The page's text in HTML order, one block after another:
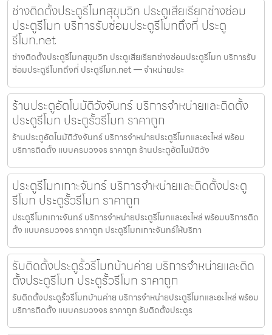
ช่างติดตั้งประตูรีโมทสุขุมวิท ประตูเสียเรียกช่างซ่อม
ประตูรีโมท บริการรับซ่อมประตูรีโมทถึงที่ ประตู
รีโมท.net
ช่างติดตั้งประตูรีโมทสุขุมวิท ประตูเสียเรียกช่างซ่อมประตูรีโมท บริการรับ
ซ่อมประตูรีโมทถึงที่ ประตูรีโมท.net — จำหน่ายประ
ร้านประตูอัตโนมัติวังจันทร์ บริการจำหน่ายและติดตั้ง
ประตูรีโมท ประตูรั้วรีโมท ราคาถูก
ร้านประตูอัตโนมัติวังจันทร์ บริการจำหน่ายประตูรีโมทและอะไหล่ พร้อม
บริการติดตั้ง แบบครบวงจร ราคาถูก ร้านประตูอัตโนมัติวัง
ประตูรีโมทเกาะจันทร์ บริการจำหน่ายและติดตั้งประตู
รีโมท ประตูรั้วรีโมท ราคาถูก
ประตูรีโมทเกาะจันทร์ บริการจำหน่ายประตูรีโมทและอะไหล่ พร้อมบริการติด
ตั้ง แบบครบวงจร ราคาถูก ประตูรีโมทเกาะจันทร์ให้บริกา
รับติดตั้งประตูรั้วรีโมทบ้านค่าย บริการจำหน่ายและติด
ตั้งประตูรีโมท ประตูรั้วรีโมท ราคาถูก
รับติดตั้งประตูรั้วรีโมทบ้านค่าย บริการจำหน่ายประตูรีโมทและอะไหล่ พร้อม
บริการติดตั้ง แบบครบวงจร ราคาถูก รับติดตั้งประตูร